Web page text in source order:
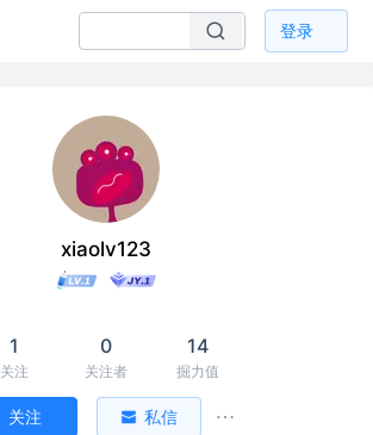
登录
xiaolv123
1
关注
0
关注者
14
掘力值
关注 私信